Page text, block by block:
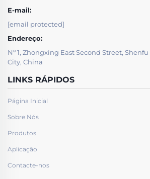
E-mail:
[email protected]
Endereço:
Nº 1, Zhongxing East Second Street,
City, China
LINKS RÁPIDOS
Página Inicial
Sobre Nós
Produtos
Aplicação
Contacte-nos